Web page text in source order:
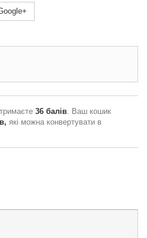
36 балів. Ваш кошик
які можна конвертувати в